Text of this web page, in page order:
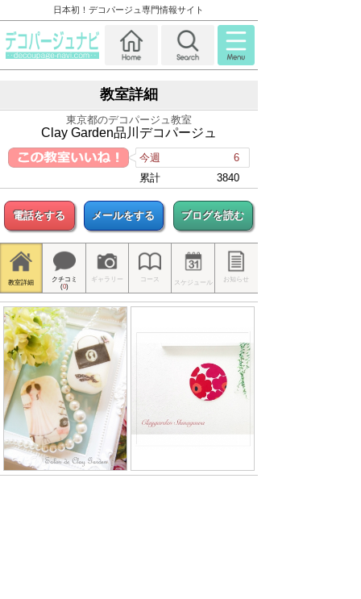
日本初！デコパージュ専門情報サイト
教室詳細
東京都のデコパージュ教室
Clay Garden品川デコパージュ
今週
6
累計
3840
電話をする メールをする ブログを読む
教室詳細
クチコミ
(0)
ギャラリー コース スケジュール お知らせ